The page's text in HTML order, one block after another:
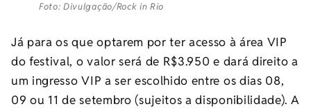
Foto: Divulgação/Rock in Rio
Já para os que optarem por ter acesso à área VIP
do festival, o valor será de R$3.950 e dará direito a
um ingresso VIP a ser escolhido entre os dias 08,
09 ou 11 de setembro (sujeitos a disponibilidade). A